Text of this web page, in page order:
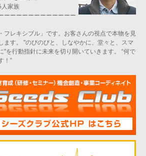
人家族
ーーーーーーーーーーーー
フレキシブル」です。お客さんの視点で本物を見
ます。 "のびのびと、しなやかに、堂々と、スマ
"を行動指針に未来を切り開いていきます。 “何で
！”